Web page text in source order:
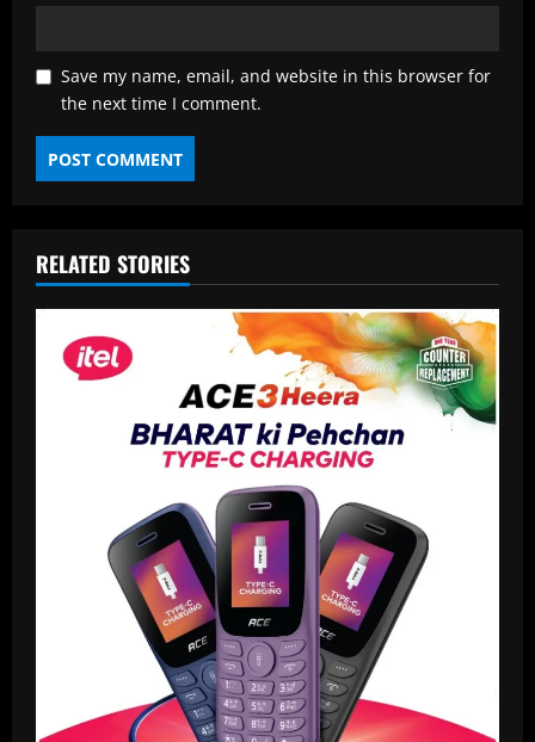
Save my name, email, and website in this browser for
the next time I comment.
RELATED STORIES